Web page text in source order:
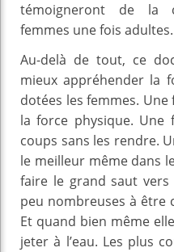
témoigneront de la
femmes une fois adultes.
Au-delà de tout, ce
mieux appréhender la
dotées les femmes.
la force physique. Une
coups sans les rendre.
le meilleur même dans
faire le grand saut vers
peu nombreuses à être
Et quand bien même
jeter à l’eau. Les plus